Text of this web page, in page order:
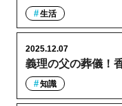
生活
義理の父の葬儀！
2025.12.07
知識